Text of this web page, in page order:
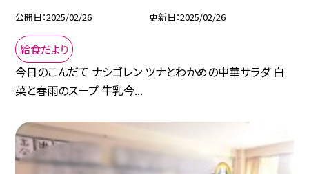
公開日 2025/02/26 更新日 2025/02/26
給食だより
今日のこんだて ナシゴレン ツナとわかめの中華サラダ 白
菜と春雨のスープ 牛乳今...